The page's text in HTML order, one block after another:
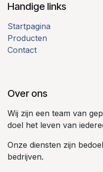
Handige links
Startpagina
Producten
Contact
Over ons
Wij zijn een team van
doel het leven van
Onze diensten zijn
bedrijven.